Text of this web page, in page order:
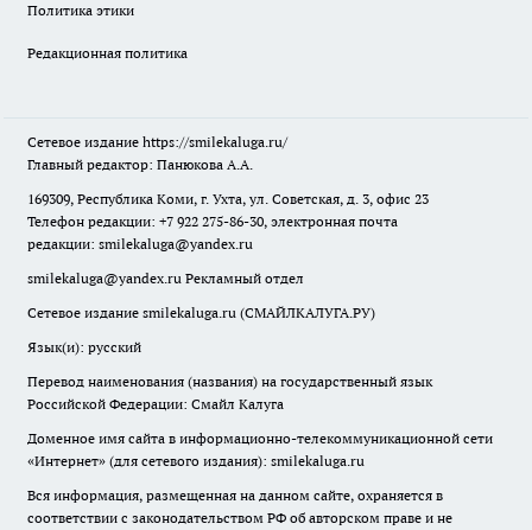
Политика этики
Редакционная политика
Сетевое издание https://smilekaluga.ru/
Главный редактор: Панюкова А.А.
169309, Республика Коми, г. Ухта, ул. Советская, д. 3, офис 23
Телефон редакции: +7 922 275-86-30, электронная почта
редакции: smilekaluga@yandex.ru
smilekaluga@yandex.ru Рекламный отдел
Сетевое издание smilekaluga.ru (СМАЙЛКАЛУГА.РУ)
Язык(и): русский
Перевод наименования (названия) на государственный язык
Российской Федерации: Смайл Калуга
Доменное имя сайта в информационно-телекоммуникационной сети
«Интернет» (для сетевого издания): smilekaluga.ru
Вся информация, размещенная на данном сайте, охраняется в
соответствии с законодательством РФ об авторском праве и не